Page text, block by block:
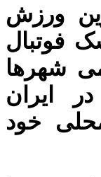
ورزش
فوتبال
شهرها
ایران
خود